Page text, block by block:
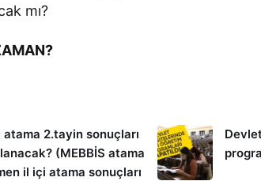
mı?
2.tayin sonuçları
(MEBBİS atama
il içi atama sonuçları